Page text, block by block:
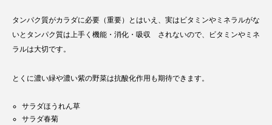
タンパク質がカラダに必要（重要）とはいえ、実はビタミンやミネラルがな
いとタンパク質は上手く機能・消化・吸収 されないので、ビタミンやミネ
ラルは大切です。
とくに濃い緑や濃い紫の野菜は抗酸化作用も期待できます。
サラダほうれん草
サラダ春菊